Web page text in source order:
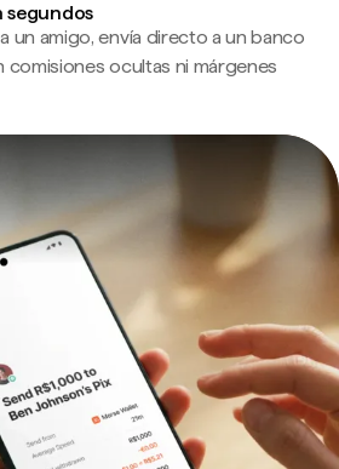
segundos
un amigo, envía directo a un banco
comisiones ocultas ni márgenes